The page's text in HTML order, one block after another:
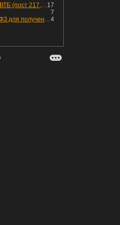
17
Почему я ненавижу ВТБ (пост 217, 12+)
7
4
Подборка лучших ОФЗ для получения дохода с наибольшей прибылью